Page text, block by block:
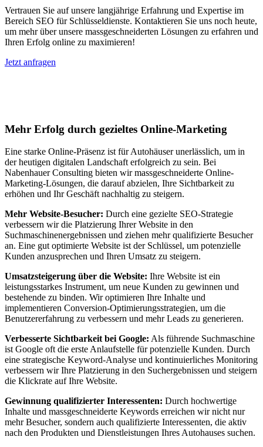
Vertrauen Sie auf unsere langjährige Erfahrung und Expertise im
Bereich SEO für Schlüsseldienste. Kontaktieren Sie uns noch heute,
um mehr über unsere massgeschneiderten Lösungen zu erfahren und
Ihren Erfolg online zu maximieren!
Jetzt anfragen
Mehr Erfolg durch gezieltes Online-Marketing
Eine starke Online-Präsenz ist für Autohäuser unerlässlich, um in
der heutigen digitalen Landschaft erfolgreich zu sein. Bei
Nabenhauer Consulting bieten wir massgeschneiderte Online-
Marketing-Lösungen, die darauf abzielen, Ihre Sichtbarkeit zu
erhöhen und Ihr Geschäft nachhaltig zu steigern.
Mehr Website-Besucher: Durch eine gezielte SEO-Strategie
verbessern wir die Platzierung Ihrer Website in den
Suchmaschinenergebnissen und ziehen mehr qualifizierte Besucher
an. Eine gut optimierte Website ist der Schlüssel, um potenzielle
Kunden anzusprechen und Ihren Umsatz zu steigern.
Umsatzsteigerung über die Website: Ihre Website ist ein
leistungsstarkes Instrument, um neue Kunden zu gewinnen und
bestehende zu binden. Wir optimieren Ihre Inhalte und
implementieren Conversion-Optimierungsstrategien, um die
Benutzererfahrung zu verbessern und mehr Leads zu generieren.
Verbesserte Sichtbarkeit bei Google: Als führende Suchmaschine
ist Google oft die erste Anlaufstelle für potenzielle Kunden. Durch
eine strategische Keyword-Analyse und kontinuierliches Monitoring
verbessern wir Ihre Platzierung in den Suchergebnissen und steigern
die Klickrate auf Ihre Website.
Gewinnung qualifizierter Interessenten: Durch hochwertige
Inhalte und massgeschneiderte Keywords erreichen wir nicht nur
mehr Besucher, sondern auch qualifizierte Interessenten, die aktiv
nach den Produkten und Dienstleistungen Ihres Autohauses suchen.